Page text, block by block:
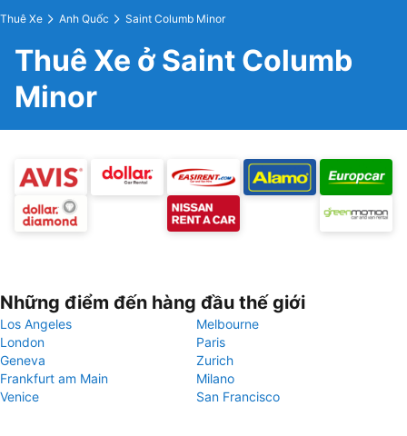
Thuê Xe Anh Quốc Saint Columb Minor
Thuê Xe ở Saint Columb
Minor
Những điểm đến hàng đầu thế giới
Los Angeles
Melbourne
London
Paris
Geneva
Zurich
Frankfurt am Main
Milano
Venice
San Francisco